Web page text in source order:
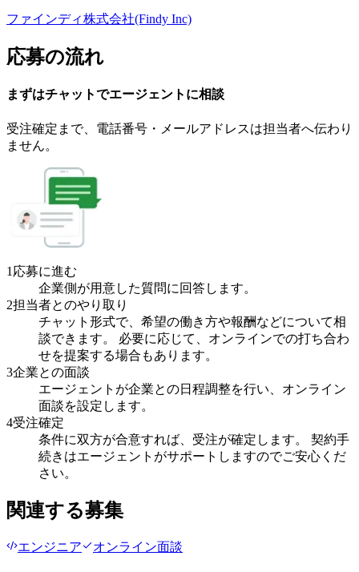
ファインディ株式会社(Findy Inc)
応募の流れ
まずはチャットでエージェント に相談
受注確定まで、 電話番号・メールアドレスは担当者へ伝わり
ません。
1 応募に進む
企業側が用意した質問に回答します。
2担当者とのやり取り
チャット形式で、希望の働き方や報酬などについて相
談できます。 必要に応じて、オンラインでの打ち合わ
せを提案する場合もあります。
3企業との面談
エージェントが企業との日程調整を行い、オンライン
面談を設定します。
4受注確定
条件に双方が合意すれば、受注が確定します。 契約手
続きはエージェントがサポートしますのでご安心くだ
さい。
関連する募集
エンジニア オンライン面談